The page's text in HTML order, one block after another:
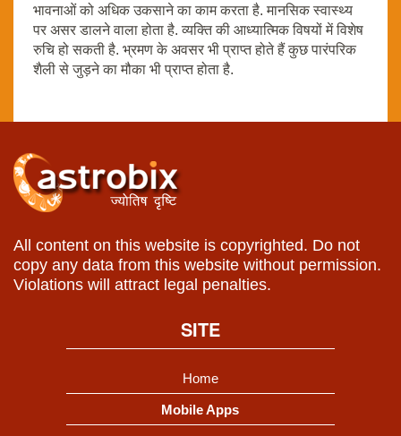
भावनाओं को अधिक उकसाने का काम करता है. मानसिक स्वास्थ्य
पर असर डालने वाला होता है. व्यक्ति की आध्यात्मिक विषयों में विशेष
रुचि हो सकती है. भ्रमण के अवसर भी प्राप्त होते हैं कुछ पारंपरिक
शैली से जुड़ने का मौका भी प्राप्त होता है.
All content on this website is copyrighted. Do not
copy any data from this website without permission.
Violations will attract legal penalties.
SITE
Home
Mobile Apps